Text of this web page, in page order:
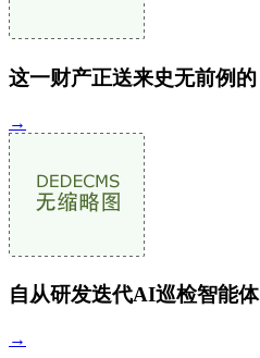
这一财产正送来史无前例的
→
自从研发迭代AI巡检智能体
→